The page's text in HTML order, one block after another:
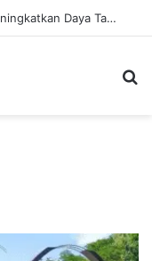
Strategi Kesehatan Harian untuk Meningkatkan Daya Tahan Tubuh dalam Beraktivitas